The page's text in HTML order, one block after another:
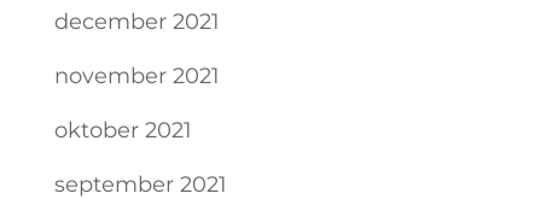
december 2021
november 2021
oktober 2021
september 2021